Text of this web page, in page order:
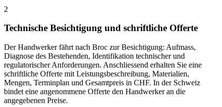
2
Technische Besichtigung und schriftliche Offerte
Der Handwerker fährt nach Broc zur Besichtigung: Aufmass,
Diagnose des Bestehenden, Identifikation technischer und
regulatorischer Anforderungen. Anschliessend erhalten Sie eine
schriftliche Offerte mit Leistungsbeschreibung, Materialien,
Mengen, Terminplan und Gesamtpreis in CHF. In der Schweiz
bindet eine angenommene Offerte den Handwerker an die
angegebenen Preise.